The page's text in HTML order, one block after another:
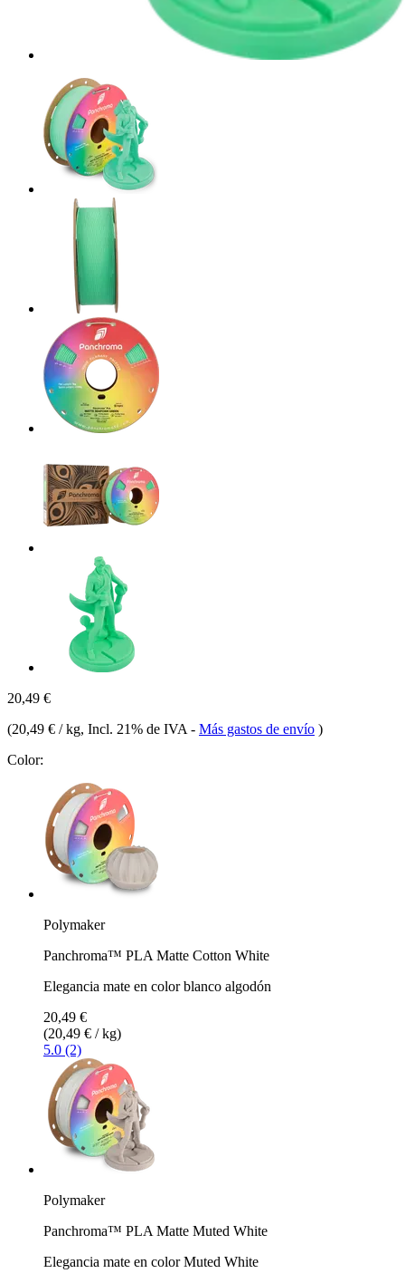
20,49 €
(20,49 € / kg, Incl. 21% de IVA - Más gastos de envío )
Color:
Polymaker
Panchroma™ PLA Matte Cotton White
Elegancia mate en color blanco algodón
20,49 €
(20,49 € / kg)
5.0 (2)
Polymaker
Panchroma™ PLA Matte Muted White
Elegancia mate en color Muted White